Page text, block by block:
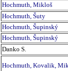
Hochmuth, Mikloš
Hochmuth, Šuty
Hochmuth, Šupinský
Hochmuth, Šupinský
Danko S.
Hochmuth, Kovalik,